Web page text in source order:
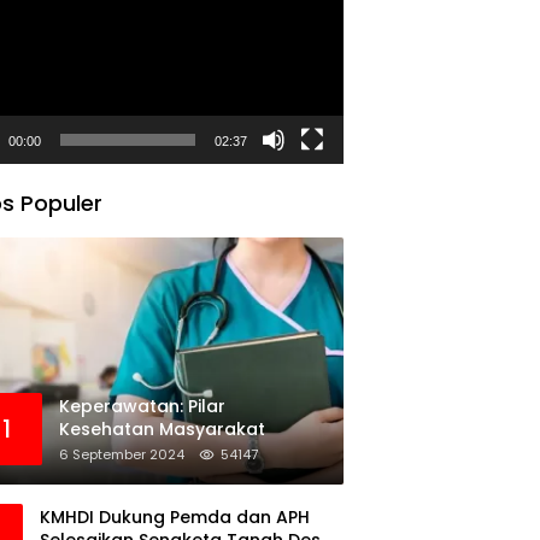
00:00 02:37
Populer
1
Keperawatan: Pilar
Kesehatan Masyarakat
6 September 2024 54147
KMHDI Dukung Pemda dan APH